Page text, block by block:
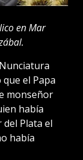
en Mar
el Papa
monseñor
había
Plata el
había